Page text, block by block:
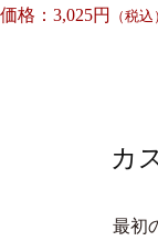
価格：3,025円
（税込
カ
最初